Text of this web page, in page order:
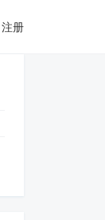
注册